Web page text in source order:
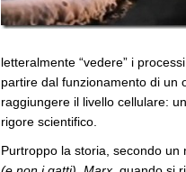
letteralmente “vedere” i
partire dal funzionamento di un
raggiungere il livello cellulare:
rigore scientifico.
Purtroppo la storia, secondo